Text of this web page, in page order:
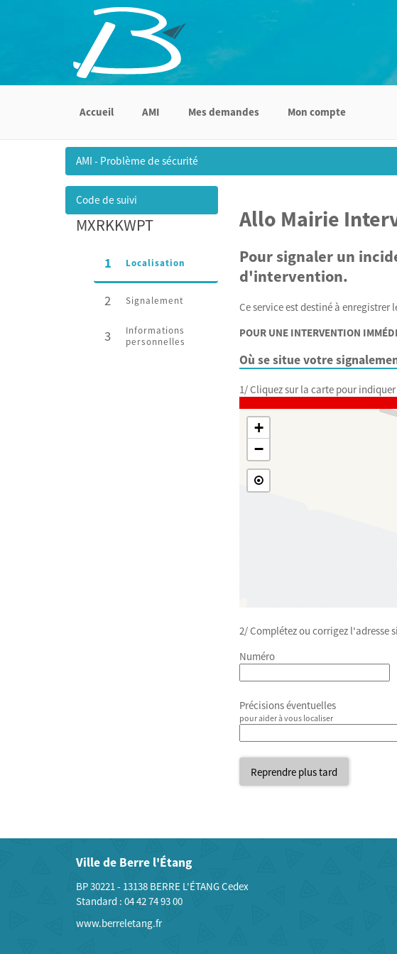
Accueil AMI Mes demandes Mon compte
AMI - Problème de sécurité
Code de suivi
MXRKKWPT
1 Localisation (étape courante)
2 Signalement
3
Informations
personnelles
Allo Mairie
Pour signaler un
d'intervention.
Ce service est destiné à
POUR UNE INTERVENTION
Où se situe votre
1/ Cliquez sur la carte pour
+
−

2/ Complétez ou corrigez l'adresse
Numéro
Précisions éventuelles
pour aider à vous localiser
Reprendre plus tard
Ville de Berre l'Étang
BP 30221 - 13138 BERRE L'ÉTANG Cedex
Standard : 04 42 74 93 00
www.berreletang.fr